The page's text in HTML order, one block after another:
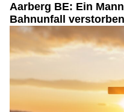
Aarberg BE: Ein
Bahnunfall verstorben